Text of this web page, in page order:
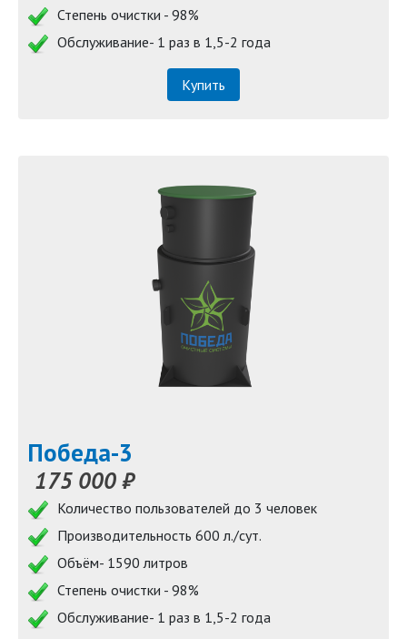
Степень очистки - 98%
Обслуживание- 1 раз в 1,5-2 года
Купить
Победа-3
175 000 ₽
Количество пользователей до 3 человек
Производительность 600 л./сут.
Объём- 1590 литров
Степень очистки - 98%
Обслуживание- 1 раз в 1,5-2 года